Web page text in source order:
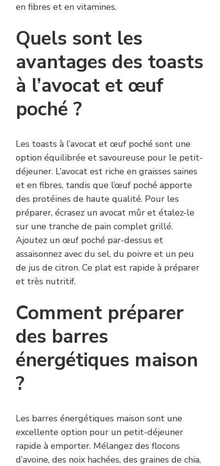
en fibres et en vitamines.
Quels sont les
avantages des toasts
à l’avocat et œuf
poché ?
Les toasts à l’avocat et œuf poché sont une
option équilibrée et savoureuse pour le petit-
déjeuner. L’avocat est riche en graisses saines
et en fibres, tandis que l’œuf poché apporte
des protéines de haute qualité. Pour les
préparer, écrasez un avocat mûr et étalez-le
sur une tranche de pain complet grillé.
Ajoutez un œuf poché par-dessus et
assaisonnez avec du sel, du poivre et un peu
de jus de citron. Ce plat est rapide à préparer
et très nutritif.
Comment préparer
des barres
énergétiques maison
?
Les barres énergétiques maison sont une
excellente option pour un petit-déjeuner
rapide à emporter. Mélangez des flocons
d’avoine, des noix hachées, des graines de chia,